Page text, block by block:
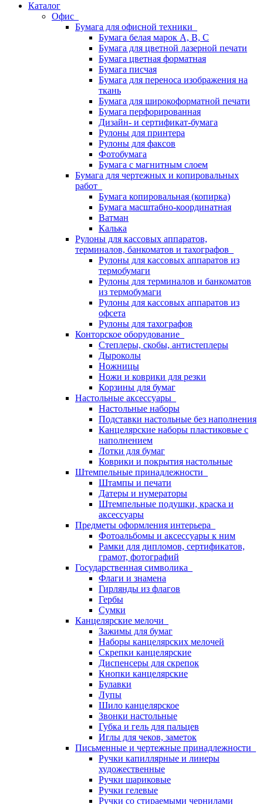
Каталог
Офис
Бумага для офисной техники
Бумага белая марок А, В, С
Бумага для цветной лазерной печати
Бумага цветная форматная
Бумага писчая
Бумага для переноса изображения на
ткань
Бумага для широкоформатной печати
Бумага перфорированная
Дизайн- и сертификат-бумага
Рулоны для принтера
Рулоны для факсов
Фотобумага
Бумага с магнитным слоем
Бумага для чертежных и копировальных
работ
Бумага копировальная (копирка)
Бумага масштабно-координатная
Ватман
Калька
Рулоны для кассовых аппаратов,
терминалов, банкоматов и тахографов
Рулоны для кассовых аппаратов из
термобумаги
Рулоны для терминалов и банкоматов
из термобумаги
Рулоны для кассовых аппаратов из
офсета
Рулоны для тахографов
Конторское оборудование
Степлеры, скобы, антистеплеры
Дыроколы
Ножницы
Ножи и коврики для резки
Корзины для бумаг
Настольные аксессуары
Настольные наборы
Подставки настольные без наполнения
Канцелярские наборы пластиковые с
наполнением
Лотки для бумаг
Коврики и покрытия настольные
Штемпельные принадлежности
Штампы и печати
Датеры и нумераторы
Штемпельные подушки, краска и
аксессуары
Предметы оформления интерьера
Фотоальбомы и аксессуары к ним
Рамки для дипломов, сертификатов,
грамот, фотографий
Государственная символика
Флаги и знамена
Гирлянды из флагов
Гербы
Сумки
Канцелярские мелочи
Зажимы для бумаг
Наборы канцелярских мелочей
Скрепки канцелярские
Диспенсеры для скрепок
Кнопки канцелярские
Булавки
Лупы
Шило канцелярское
Звонки настольные
Губка и гель для пальцев
Иглы для чеков, заметок
Письменные и чертежные принадлежности
Ручки капиллярные и линеры
художественные
Ручки шариковые
Ручки гелевые
Ручки со стираемыми чернилами